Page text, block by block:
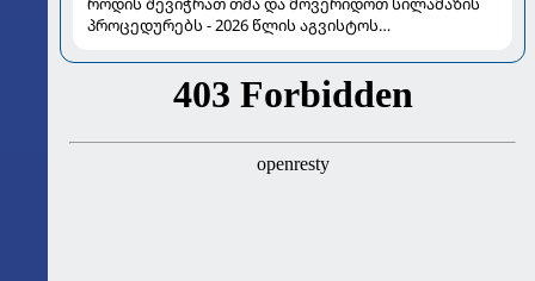
პროცედურებს - 2026 წლის აგვისტოს